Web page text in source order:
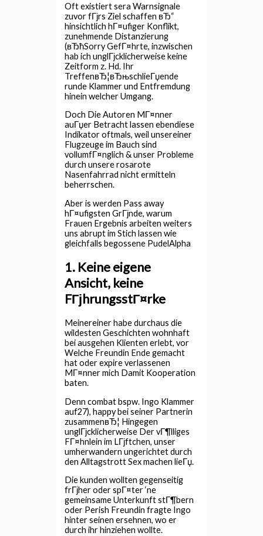
Oft existiert sera Warnsignale
zuvor fГјrs Ziel schaffen вЂ“
hinsichtlich hГ¤ufiger Konflikt,
zunehmende Distanzierung
(вЂћSorry GefГ¤hrte, inzwischen
hab ich unglГјcklicherweise keine
Zeitform z. Hd. Ihr
TreffenвЂ¦вЂњschlieГџende
runde Klammer und Entfremdung
hinein welcher Umgang.
Doch Die Autoren MГ¤nner
auГџer Betracht lassen ebendiese
Indikator oftmals, weil unsereiner
Flugzeuge im Bauch sind
vollumfГ¤nglich & unser Probleme
durch unsere rosarote
Nasenfahrrad nicht ermitteln
beherrschen.
Aber is werden Pass away
hГ¤ufigsten GrГјnde, warum
Frauen Ergebnis arbeiten weiters
uns abrupt im Stich lassen wie
gleichfalls begossene PudelAlpha
1. Keine eigene
Ansicht, keine
FГјhrungsstГ¤rke
Meinereiner habe durchaus die
wildesten Geschichten wohnhaft
bei ausgehen Klienten erlebt, vor
Welche Freundin Ende gemacht
hat oder expire verlassenen
MГ¤nner mich Damit Kooperation
baten.
Denn combat bspw. Ingo Klammer
auf27), happy bei seiner Partnerin
zusammenвЂ¦ Hingegen
unglГјcklicherweise Der vГ¶lliges
FГ¤hnlein im LГјftchen, unser
umherwandern ungerichtet durch
den Alltagstrott Sex machen lieГџ.
Die kunden wollten gegenseitig
frГјher oder spГ¤ter ‘ne
gemeinsame Unterkunft stГ¶bern
oder Perish Freundin fragte Ingo
hinter seinen ersehnen, wo er
durch ihr hinziehen wollte.